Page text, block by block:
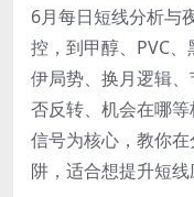
6月每日短线分析与
控，到甲醇、PVC
伊局势、换月逻辑
否反转、机会在哪
信号为核心，教你
阱，适合想提升短线